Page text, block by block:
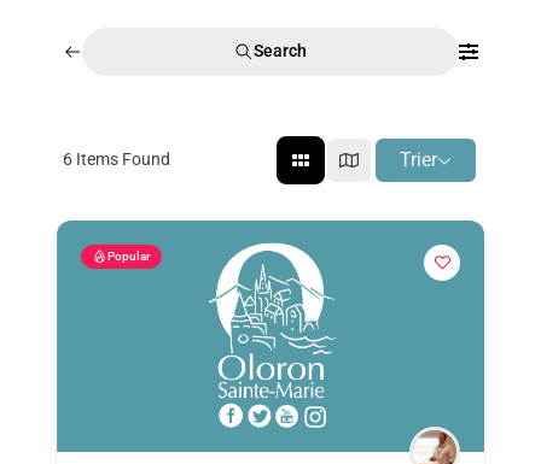
PAYER
FACTURES
Search
6 Items Found Trier
Popular